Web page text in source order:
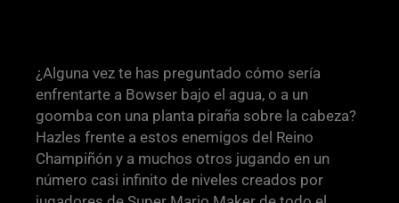
¿Alguna vez te has preguntado cómo sería
enfrentarte a Bowser bajo el agua, o a un
goomba con una planta piraña sobre la cabeza?
Hazles frente a estos enemigos del Reino
Champiñón y a muchos otros jugando en un
número casi infinito de niveles creados por